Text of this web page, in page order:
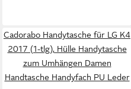
Cadorabo Handytasche für LG K4
2017 (1-tlg), Hülle Handytasche
zum Umhängen Damen
Handtasche Handyfach PU Leder